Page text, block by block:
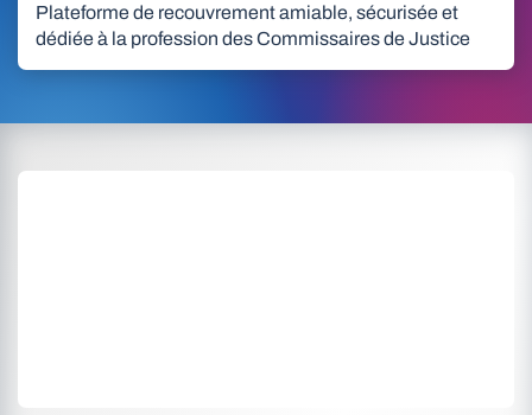
Plateforme de recouvrement amiable, sécurisée et
dédiée à la profession des Commissaires de Justice